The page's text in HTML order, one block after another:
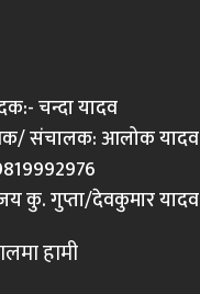
चन्दा यादव
संचालक: आलोक यादव
कु. गुप्ता/देवकुमार यादव
हामी